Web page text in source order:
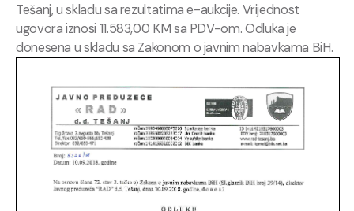
Tešanj, u skladu sa rezultatima e-aukcije. Vrijednost
ugovora iznosi 11.583,00 KM sa PDV-om. Odluka je
donesena u skladu sa Zakonom o javnim nabavkama BiH.